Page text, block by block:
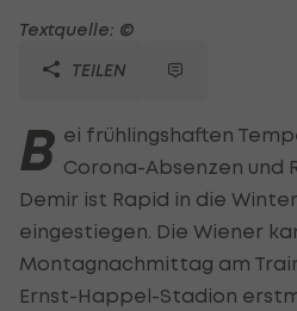
Textquelle: ©
TEILEN
B ei frühlingshaften
Corona-Absenzen und
Demir ist Rapid in die
eingestiegen. Die Wiener
Montagnachmittag am
Ernst-Happel-Stadion